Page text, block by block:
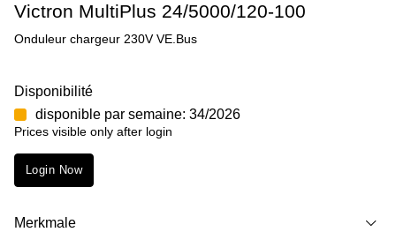
Victron MultiPlus 24/5000/120-100
Onduleur chargeur 230V VE.Bus
Disponibilité
disponible par semaine: 34/2026
Prices visible only after login
Login Now
Merkmale